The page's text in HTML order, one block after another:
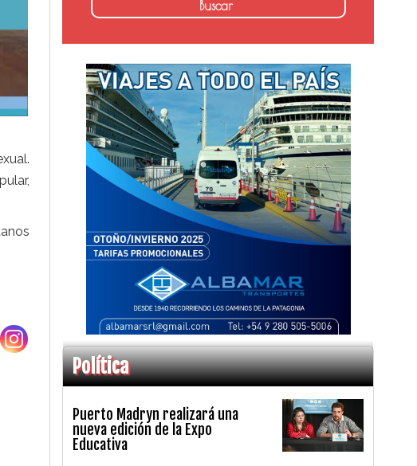
Política
Puerto Madryn realizará una
nueva edición de la Expo
Educativa